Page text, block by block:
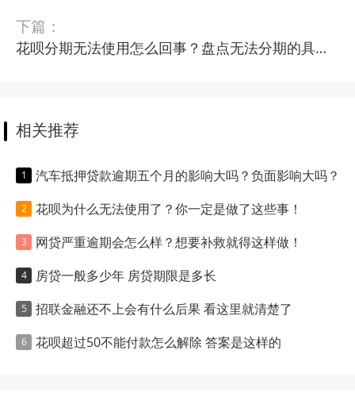
下篇：
花呗分期无法使用怎么回事？盘点无法分期的具体原因！
相关推荐
汽车抵押贷款逾期五个月的影响大吗？负面影响大吗？
花呗为什么无法使用了？你一定是做了这些事！
网贷严重逾期会怎么样？想要补救就得这样做！
房贷一般多少年 房贷期限是多长
招联金融还不上会有什么后果 看这里就清楚了
花呗超过50不能付款怎么解除 答案是这样的